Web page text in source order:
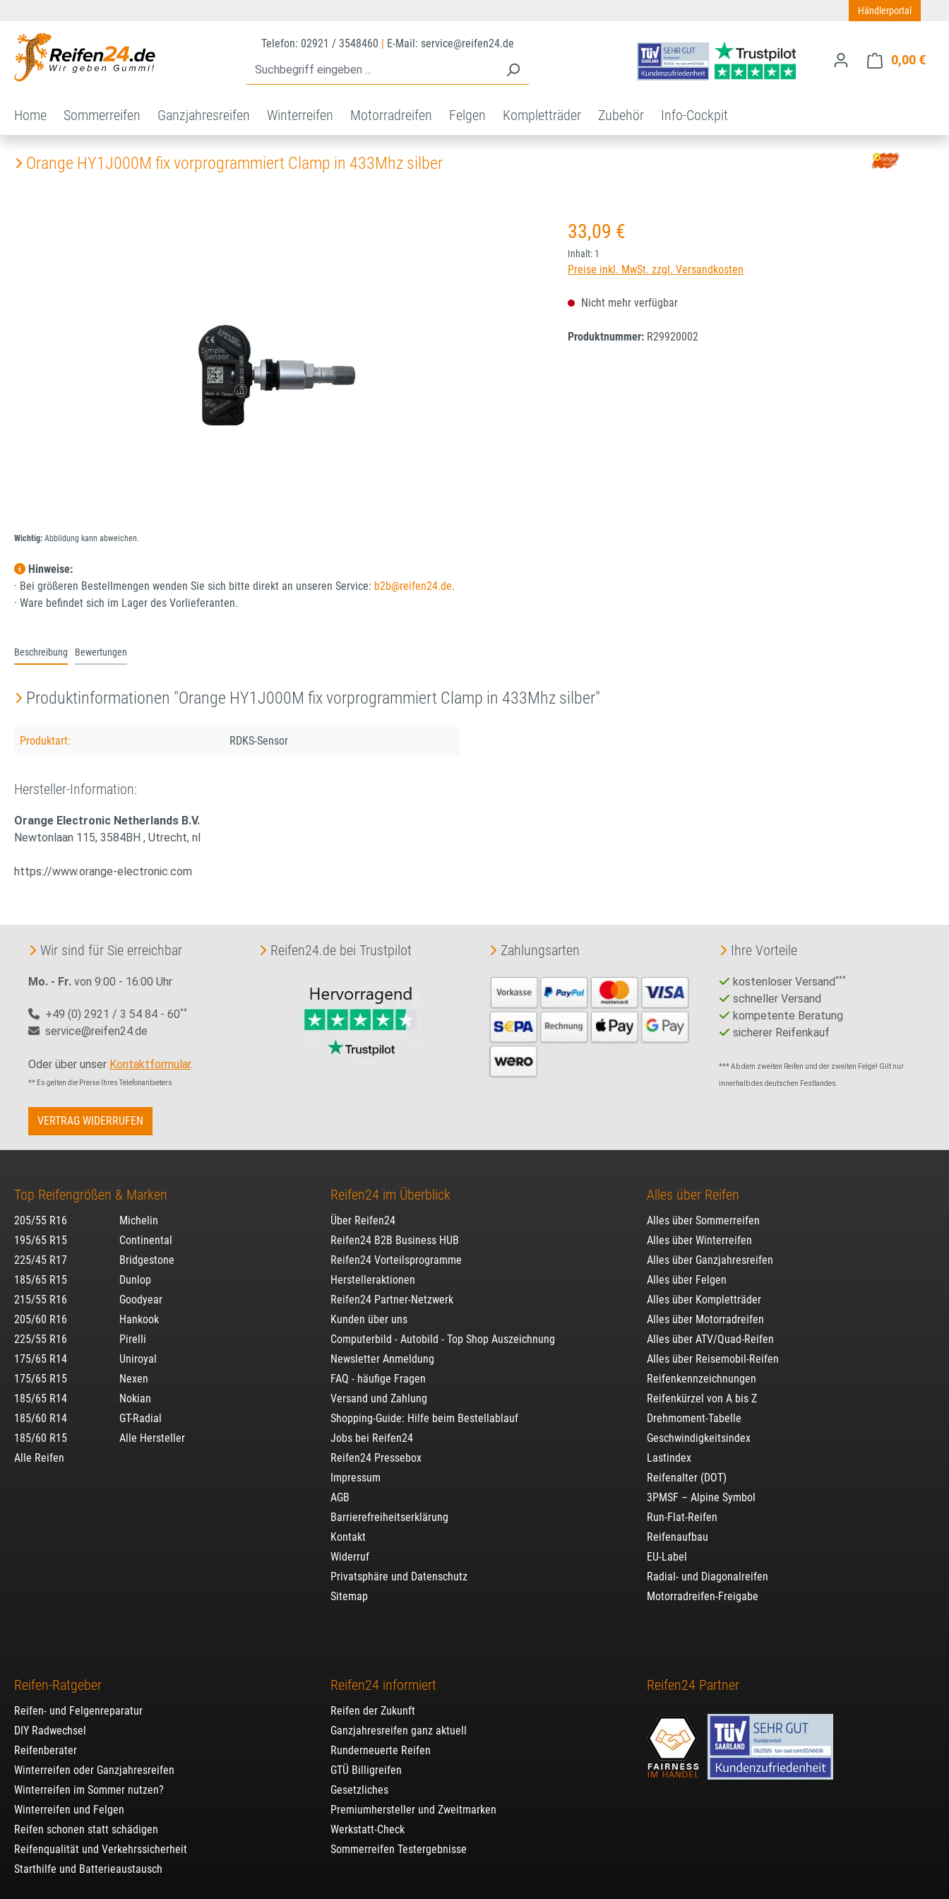
Händlerportal
Telefon: 02921 / 3548460 E-Mail: service@reifen24.de
0,00 €
Home Sommerreifen Ganzjahresreifen Winterreifen Motorradreifen Felgen Kompletträder Zubehör Info-Cockpit
Orange HY1J000M fix vorprogrammiert Clamp in 433Mhz silber
Wichtig: Abbildung kann abweichen.
Hinweise:
· Bei größeren Bestellmengen wenden Sie sich bitte direkt an unseren Service: b2b@reifen24.de.
· Ware befindet sich im Lager des Vorlieferanten.
Regulärer Preis:
33,09 €
Inhalt: 1
Preise inkl. MwSt. zzgl. Versandkosten
Nicht mehr verfügbar
Produktnummer: R29920002
Beschreibung Bewertungen
Produktinformationen "Orange HY1J000M fix vorprogrammiert Clamp in 433Mhz silber"
Produktart: RDKS-Sensor
Hersteller-Information:
Orange Electronic Netherlands B.V.
Newtonlaan 115, 3584BH , Utrecht, nl
https://www.orange-electronic.com
Wir sind für Sie erreichbar
Mo. - Fr. von 9:00 - 16:00 Uhr
+49 (0) 2921 / 3 54 84 - 60**
service@reifen24.de
Oder über unser Kontaktformular.
** Es gelten die Preise Ihres Telefonanbieters
VERTRAG WIDERRUFEN
Reifen24.de bei Trustpilot Zahlungsarten Ihre Vorteile
kostenloser Versand***
schneller Versand
kompetente Beratung
sicherer Reifenkauf
*** Ab dem zweiten Reifen und der zweiten Felge! Gilt nur
innerhalb des deutschen Festlandes.
Top Reifengrößen & Marken
205/55 R16
195/65 R15
225/45 R17
185/65 R15
215/55 R16
205/60 R16
225/55 R16
175/65 R14
175/65 R15
185/65 R14
185/60 R14
185/60 R15
Alle Reifen
Michelin
Continental
Bridgestone
Dunlop
Goodyear
Hankook
Pirelli
Uniroyal
Nexen
Nokian
GT-Radial
Alle Hersteller
Reifen24 im Überblick
Über Reifen24
Reifen24 B2B Business HUB
Reifen24 Vorteilsprogramme
Herstelleraktionen
Reifen24 Partner-Netzwerk
Kunden über uns
Computerbild - Autobild - Top Shop Auszeichnung
Newsletter Anmeldung
FAQ - häufige Fragen
Versand und Zahlung
Shopping-Guide: Hilfe beim Bestellablauf
Jobs bei Reifen24
Reifen24 Pressebox
Impressum
AGB
Barrierefreiheitserklärung
Kontakt
Widerruf
Privatsphäre und Datenschutz
Sitemap
Alles über Reifen
Alles über Sommerreifen
Alles über Winterreifen
Alles über Ganzjahresreifen
Alles über Felgen
Alles über Kompletträder
Alles über Motorradreifen
Alles über ATV/Quad-Reifen
Alles über Reisemobil-Reifen
Reifenkennzeichnungen
Reifenkürzel von A bis Z
Drehmoment-Tabelle
Geschwindigkeitsindex
Lastindex
Reifenalter (DOT)
3PMSF – Alpine Symbol
Run-Flat-Reifen
Reifenaufbau
EU-Label
Radial- und Diagonalreifen
Motorradreifen-Freigabe
Reifen-Ratgeber
Reifen- und Felgenreparatur
DIY Radwechsel
Reifenberater
Winterreifen oder Ganzjahresreifen
Winterreifen im Sommer nutzen?
Winterreifen und Felgen
Reifen schonen statt schädigen
Reifenqualität und Verkehrssicherheit
Starthilfe und Batterieaustausch
Reifen24 informiert
Reifen der Zukunft
Ganzjahresreifen ganz aktuell
Runderneuerte Reifen
GTÜ Billigreifen
Gesetzliches
Premiumhersteller und Zweitmarken
Werkstatt-Check
Sommerreifen Testergebnisse
Reifen24 Partner